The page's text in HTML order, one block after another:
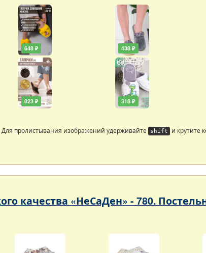
648 ₽
823 ₽
438 ₽
318 ₽
Для пролистывания изображений удерживайте shift и крутите
качества «НеСаДен» - 780.